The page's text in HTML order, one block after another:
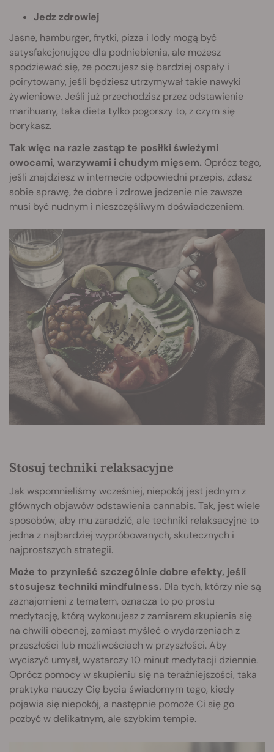
Jedz zdrowiej
Jasne, hamburger, frytki, pizza i lody mogą być
satysfakcjonujące dla podniebienia, ale możesz
spodziewać się, że poczujesz się bardziej ospały i
poirytowany, jeśli będziesz utrzymywał takie nawyki
żywieniowe. Jeśli już przechodzisz przez odstawienie
marihuany, taka dieta tylko pogorszy to, z czym się
borykasz.
Tak więc na razie zastąp te posiłki świeżymi
owocami, warzywami i chudym mięsem. Oprócz tego,
jeśli znajdziesz w internecie odpowiedni przepis, zdasz
sobie sprawę, że dobre i zdrowe jedzenie nie zawsze
musi być nudnym i nieszczęśliwym doświadczeniem.
Stosuj techniki relaksacyjne
Jak wspomnieliśmy wcześniej, niepokój jest jednym z
głównych objawów odstawienia cannabis. Tak, jest wiele
sposobów, aby mu zaradzić, ale techniki relaksacyjne to
jedna z najbardziej wypróbowanych, skutecznych i
najprostszych strategii.
Może to przynieść szczególnie dobre efekty, jeśli
stosujesz techniki mindfulness. Dla tych, którzy nie są
zaznajomieni z tematem, oznacza to po prostu
medytację, którą wykonujesz z zamiarem skupienia się
na chwili obecnej, zamiast myśleć o wydarzeniach z
przeszłości lub możliwościach w przyszłości. Aby
wyciszyć umysł, wystarczy 10 minut medytacji dziennie.
Oprócz pomocy w skupieniu się na teraźniejszości, taka
praktyka nauczy Cię bycia świadomym tego, kiedy
pojawia się niepokój, a następnie pomoże Ci się go
pozbyć w delikatnym, ale szybkim tempie.